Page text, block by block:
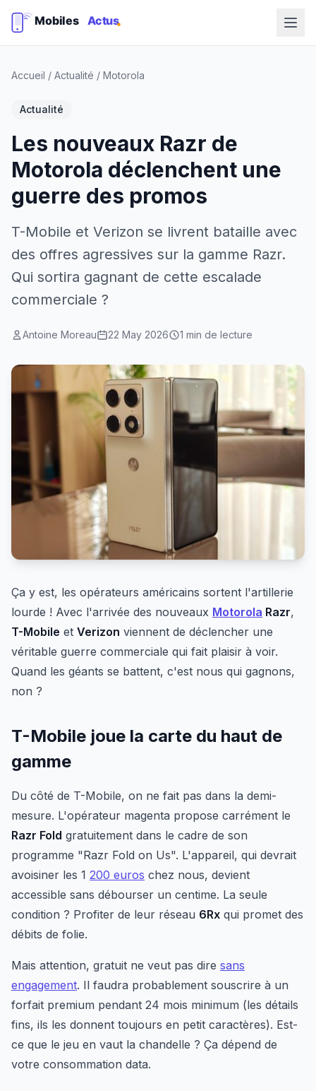
Accueil / Actualité / Motorola
Actualité
Les nouveaux Razr de
Motorola déclenchent une
guerre des promos
T-Mobile et Verizon se livrent bataille avec
des offres agressives sur la gamme Razr.
Qui sortira gagnant de cette escalade
commerciale ?
Antoine Moreau 22 May 2026 1 min de lecture
Ça y est, les opérateurs américains sortent l'artillerie
lourde ! Avec l'arrivée des nouveaux Motorola Razr,
T-Mobile et Verizon viennent de déclencher une
véritable guerre commerciale qui fait plaisir à voir.
Quand les géants se battent, c'est nous qui gagnons,
non ?
T-Mobile joue la carte du haut de
gamme
Du côté de T-Mobile, on ne fait pas dans la demi-
mesure. L'opérateur magenta propose carrément le
Razr Fold gratuitement dans le cadre de son
programme "Razr Fold on Us". L'appareil, qui devrait
avoisiner les 1 200 euros chez nous, devient
accessible sans débourser un centime. La seule
condition ? Profiter de leur réseau 6Rx qui promet des
débits de folie.
Mais attention, gratuit ne veut pas dire sans
engagement. Il faudra probablement souscrire à un
forfait premium pendant 24 mois minimum (les détails
fins, ils les donnent toujours en petit caractères). Est-
ce que le jeu en vaut la chandelle ? Ça dépend de
votre consommation data.